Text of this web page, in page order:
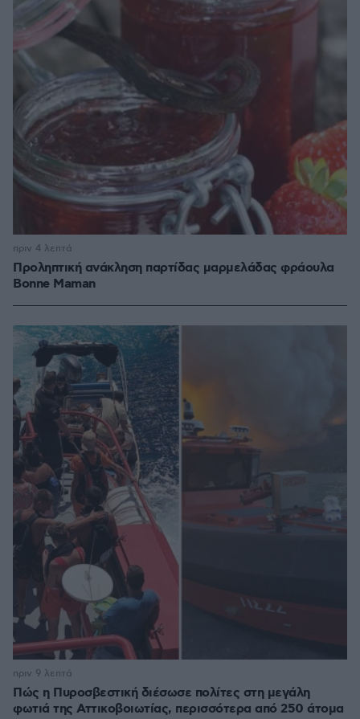
Προληπτική ανάκληση παρτίδας μαρμελάδας φράουλα
Bonne Maman
πριν 4 λεπτά
Πώς η Πυροσβεστική διέσωσε πολίτες στη μεγάλη
φωτιά της Αττικοβοιωτίας, περισσότερα από 250 άτομα
πριν 9 λεπτά